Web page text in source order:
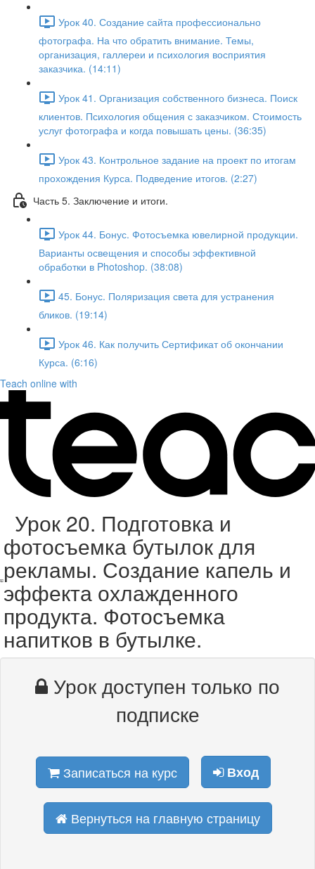
Урок 40. Создание сайта профессионально
фотографа. На что обратить внимание. Темы,
организация, галлереи и психология восприятия
заказчика. (14:11)
Урок 41. Организация собственного бизнеса. Поиск
клиентов. Психология общения с заказчиком. Стоимость
услуг фотографа и когда повышать цены. (36:35)
Урок 43. Контрольное задание на проект по итогам
прохождения Курса. Подведение итогов. (2:27)
Часть 5. Заключение и итоги.
Урок 44. Бонус. Фотосъемка ювелирной продукции.
Варианты освещения и способы эффективной
обработки в Photoshop. (38:08)
45. Бонус. Поляризация света для устранения
бликов. (19:14)
Урок 46. Как получить Сертификат об окончании
Курса. (6:16)
Teach online with
Урок 20. Подготовка и
фотосъемка бутылок для
рекламы. Создание капель и
эффекта охлажденного
продукта. Фотосъемка
напитков в бутылке.
Урок доступен только по
подписке
Записаться на курс Вход
Вернуться на главную страницу